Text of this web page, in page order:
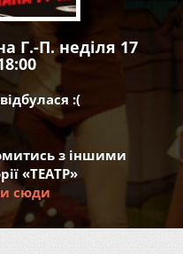
Г.-П. неділя 17
:(
з іншими
«ТЕАТР»
сюди